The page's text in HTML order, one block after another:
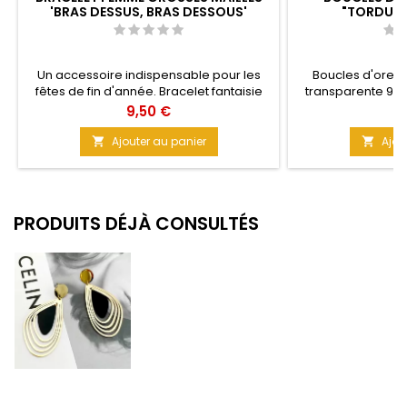
'BRAS DESSUS, BRAS DESSOUS'
Un accessoire indispensable pour les
fêtes de fin d'année. Bracelet fantaisie
en résine acrylique grosses mailles doré
pour un look Glamour et Sophistiqué.
Matière : Résine Taille : 20,5 cm
Prix
9,50 €
 Ajouter au panier
Boucles
transparente 9
un charme
translucide Taille

PRODUITS DÉJÀ CONSULTÉS